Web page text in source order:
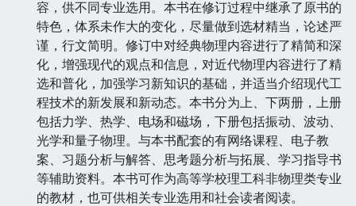
容，供不同专业选用。本书在修订过程中继承了原书的
特色，体系未作大的变化，尽量做到选材精当，论述严
谨，行文简明。修订中对经典物理内容进行了精简和深
化，增强现代的观点和信息，对近代物理内容进行了精
选和普化，加强学习新知识的基础，并适当介绍现代工
程技术的新发展和新动态。本书分为上、下两册，上册
包括力学、热学、电场和磁场，下册包括振动、波动、
光学和量子物理。与本书配套的有网络课程、电子教
案、习题分析与解答、思考题分析与拓展、学习指导书
等辅助资料。本书可作为高等学校理工科非物理类专业
的教材，也可供相关专业选用和社会读者阅读。